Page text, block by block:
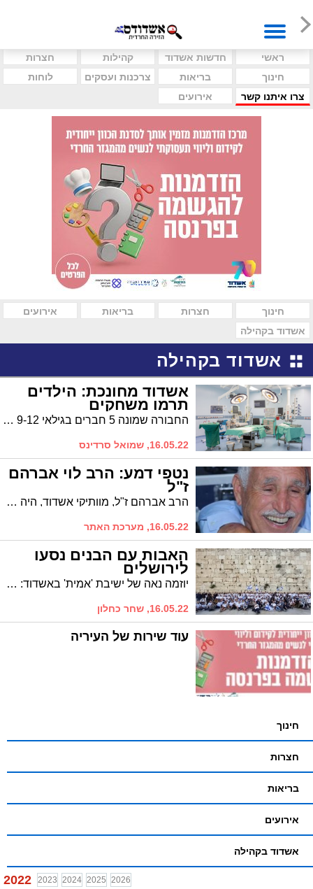
ראשי חדשות אשדוד קהילות
חצרות
חינוך
בריאות צרכנות ועסקים
לוחות
צרו איתנו קשר
אירועים
חינוך חצרות בריאות
אירועים
אשדוד בקהילה
אשדוד בקהילה
אשדוד מחונכת: הילדים
תרמו משחקים
החבורה שמונה 5 חברים בגילאי 9-12 מאשדוד, גייסו כספים באמצעות דוכן מכירה שהקימו בעיר. עם הכסף שאספו, הם רכשו מגוון גדול של משחקים אותם תרמו למחלקת הילדים בביה"ח אסותא
16.05.22, שמואל סרדינס
נטפי דמע: הרב לוי אברהם
ז"ל
הרב אברהם ז"ל, מוותיקי אשדוד, היה לדמות מוכרת ואהודה בעיר. הוא נפטר במהלך הלילה לאחר הידרדרות במצבו. הלווייתו תיערך בשעה 14:30 בבית העלמין באשדוד
16.05.22, מערכת האתר
האבות עם הבנים נסעו
לירושלים
יוזמה נאה של ישיבת 'אמית' באשדוד: לרגל הבר מצווה, נסעו התלמידים והוריהם לירושלים
16.05.22, שחר כחלון
עוד שירות של העיריה
חינוך
חצרות
בריאות
אירועים
אשדוד בקהילה
2022 2023 2024 2025 2026